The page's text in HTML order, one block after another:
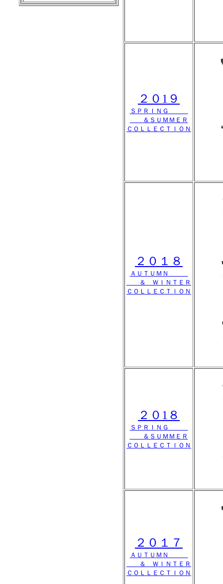
２０1９
ＳＰＲＩＮＧ
＆ＳＵＭＭＥＲ
ＣＯＬＬＥＣＴＩＯＮ
２０１８
ＡＵＴＵＭＮ
＆ ＷＩＮＴＥＲ
ＣＯＬＬＥＣＴＩＯＮ
２０1８
ＳＰＲＩＮＧ
＆ＳＵＭＭＥＲ
ＣＯＬＬＥＣＴＩＯＮ
２０１７
ＡＵＴＵＭＮ
＆ ＷＩＮＴＥＲ
ＣＯＬＬＥＣＴＩＯＮ